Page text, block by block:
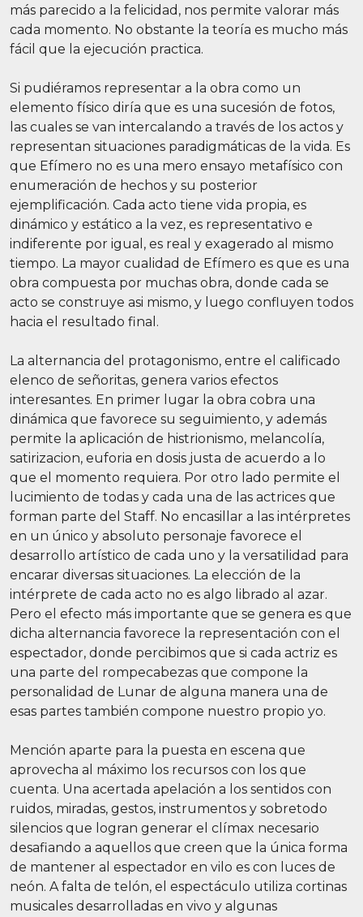
más parecido a la felicidad, nos permite valorar más
cada momento. No obstante la teoría es mucho más
fácil que la ejecución practica.
Si pudiéramos representar a la obra como un
elemento físico diría que es una sucesión de fotos,
las cuales se van intercalando a través de los actos y
representan situaciones paradigmáticas de la vida. Es
que Efímero no es una mero ensayo metafísico con
enumeración de hechos y su posterior
ejemplificación. Cada acto tiene vida propia, es
dinámico y estático a la vez, es representativo e
indiferente por igual, es real y exagerado al mismo
tiempo. La mayor cualidad de Efímero es que es una
obra compuesta por muchas obra, donde cada se
acto se construye asi mismo, y luego confluyen todos
hacia el resultado final.
La alternancia del protagonismo, entre el calificado
elenco de señoritas, genera varios efectos
interesantes. En primer lugar la obra cobra una
dinámica que favorece su seguimiento, y además
permite la aplicación de histrionismo, melancolía,
satirizacion, euforia en dosis justa de acuerdo a lo
que el momento requiera. Por otro lado permite el
lucimiento de todas y cada una de las actrices que
forman parte del Staff. No encasillar a las intérpretes
en un único y absoluto personaje favorece el
desarrollo artístico de cada uno y la versatilidad para
encarar diversas situaciones. La elección de la
intérprete de cada acto no es algo librado al azar.
Pero el efecto más importante que se genera es que
dicha alternancia favorece la representación con el
espectador, donde percibimos que si cada actriz es
una parte del rompecabezas que compone la
personalidad de Lunar de alguna manera una de
esas partes también compone nuestro propio yo.
Mención aparte para la puesta en escena que
aprovecha al máximo los recursos con los que
cuenta. Una acertada apelación a los sentidos con
ruidos, miradas, gestos, instrumentos y sobretodo
silencios que logran generar el clímax necesario
desafiando a aquellos que creen que la única forma
de mantener al espectador en vilo es con luces de
neón. A falta de telón, el espectáculo utiliza cortinas
musicales desarrolladas en vivo y algunas